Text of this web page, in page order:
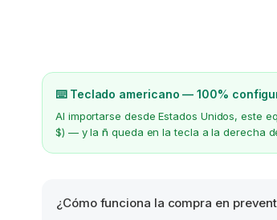
⌨️ Teclado americano — 100%
Al importarse desde Estados Unidos, este
$) — y lañ queda en la tecla a la derecha
¿Cómo funciona la compra en